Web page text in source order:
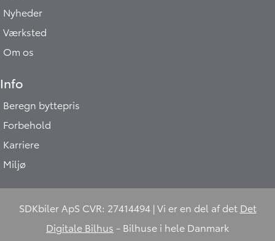
Nyheder
Værksted
Om os
Info
Beregn byttepris
Forbehold
Karriere
Miljø
SDKbiler ApS CVR: 27414494 | Vi er en del af det Det
Digitale Bilhus - Bilhuse i hele Danmark